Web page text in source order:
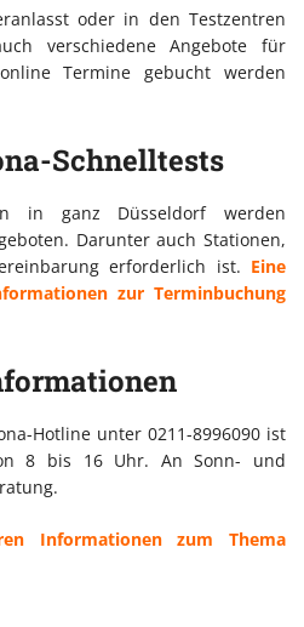
oder in den Testzentren
verschiedene Angebote für
Termine gebucht werden
Schnelltests
in ganz Düsseldorf werden
Darunter auch Stationen,
erforderlich ist. Eine
zur Terminbuchung
Hotline unter 0211-8996090 ist
8 bis 16 Uhr. An Sonn- und
Informationen zum Thema